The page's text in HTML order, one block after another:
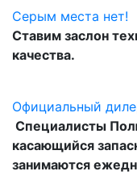
Серым места нет!
Ставим заслон
качества.
Официальный
Специалисты
касающийся
занимаются